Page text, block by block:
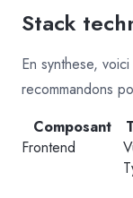
Stack
En synthese,
recommandons
Composant
Frontend